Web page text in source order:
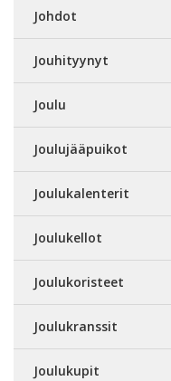
Johdot
Jouhityynyt
Joulu
Joulujääpuikot
Joulukalenterit
Joulukellot
Joulukoristeet
Joulukranssit
Joulukupit